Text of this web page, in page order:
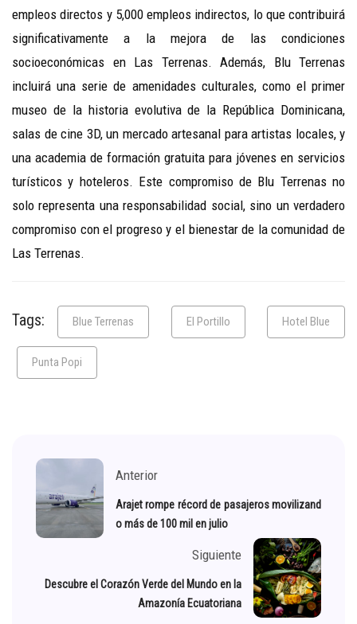
empleos directos y 5,000 empleos indirectos, lo que contribuirá
significativamente a la mejora de las condiciones
socioeconómicas en Las Terrenas. Además, Blu Terrenas
incluirá una serie de amenidades culturales, como el primer
museo de la historia evolutiva de la República Dominicana,
salas de cine 3D, un mercado artesanal para artistas locales, y
una academia de formación gratuita para jóvenes en servicios
turísticos y hoteleros. Este compromiso de Blu Terrenas no
solo representa una responsabilidad social, sino un verdadero
compromiso con el progreso y el bienestar de la comunidad de
Las Terrenas.
Tags: Blue Terrenas El Portillo Hotel Blue
Punta Popi
Anterior
Arajet rompe récord de pasajeros movilizand
o más de 100 mil en julio
Siguiente
Descubre el Corazón Verde del Mundo en la
Amazonía Ecuatoriana